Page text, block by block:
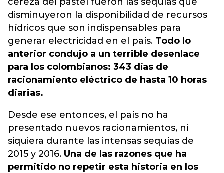
disminuyeron la disponibilidad de recursos
hídricos que son indispensables para
generar electricidad en el país. Todo lo
anterior condujo a un terrible desenlace
para los colombianos: 343 días de
racionamiento eléctrico de hasta 10 horas
diarias.
Desde ese entonces, el país no ha
presentado nuevos racionamientos, ni
siquiera durante las intensas sequías de
2015 y 2016. Una de las razones que ha
permitido no repetir esta historia en los